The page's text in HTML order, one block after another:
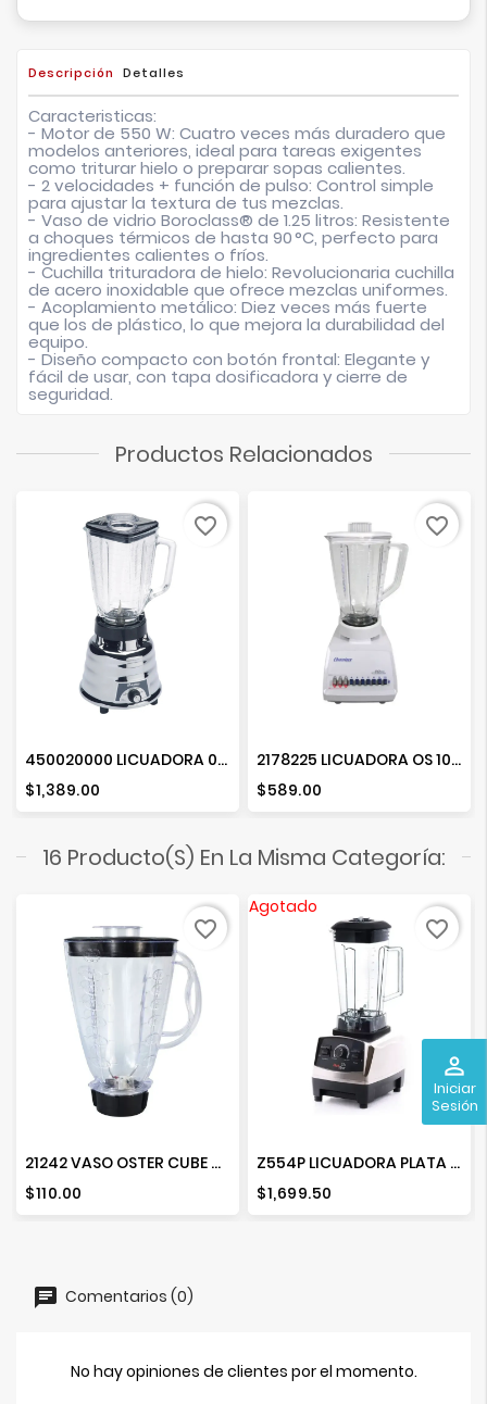
perm_identity
Iniciar
Sesión
Descripción Detalles
Caracteristicas:
- Motor de 550 W: Cuatro veces más duradero que
modelos anteriores, ideal para tareas exigentes
como triturar hielo o preparar sopas calientes.
- 2 velocidades + función de pulso: Control simple
para ajustar la textura de tus mezclas.
- Vaso de vidrio Boroclass® de 1.25 litros: Resistente
a choques térmicos de hasta 90 °C, perfecto para
ingredientes calientes o fríos.
- Cuchilla trituradora de hielo: Revolucionaria cuchilla
de acero inoxidable que ofrece mezclas uniformes.
- Acoplamiento metálico: Diez veces más fuerte
que los de plástico, lo que mejora la durabilidad del
equipo.
- Diseño compacto con botón frontal: Elegante y
fácil de usar, con tapa dosificadora y cierre de
seguridad.
Productos Relacionados
450020000 LICUADORA 02 VEL. CROMADA
Precio
$1,389.00
favorite_border
2178225 LICUADORA OS 10 VEL BLANCA
Precio
$589.00
favorite_border
16 Producto(s) En La Misma Categoría:
21242 VASO OSTER CUBE COMPLETO
Precio
$110.00
favorite_border
Agotado
Z554P LICUADORA PLATA 1500 W
Precio
$1,699.50
favorite_border
Comentarios (0)
No hay opiniones de clientes por el momento.